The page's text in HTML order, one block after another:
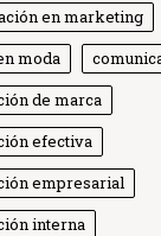
en marketing
moda
de marca
efectiva
empresarial
interna